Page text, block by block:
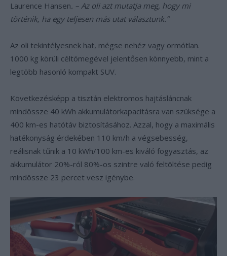
Laurence Hansen. – Az oli azt mutatja meg, hogy mi
történik, ha egy teljesen más utat választunk.”
Az oli tekintélyesnek hat, mégse nehéz vagy ormótlan.
1000 kg körüli céltömegével jelentősen könnyebb, mint a
legtöbb hasonló kompakt SUV.
Következésképp a tisztán elektromos hajtásláncnak
mindössze 40 kWh akkumulátorkapacitásra van szüksége a
400 km-es hatótáv biztosításához. Azzal, hogy a maximális
hatékonyság érdekében 110 km/h a végsebesség,
reálisnak tűnik a 10 kWh/100 km-es kiváló fogyasztás, az
akkumulátor 20%-ról 80%-os szintre való feltöltése pedig
mindössze 23 percet vesz igénybe.